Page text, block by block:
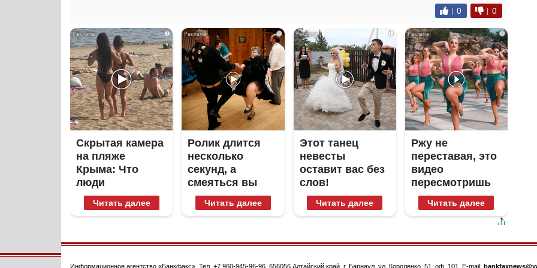
| 0 | 0
i
Скрытая камера
на пляже
Крыма: Что
люди
вытворяют,
когда их не
Читать далее
i
Ролик длится
несколько
секунд, а
смеяться вы
будете долго
Читать далее
i
Этот танец
невесты
оставит вас без
слов!
Пересмотрела
10 раз
Читать далее
i
Ржу не
переставая, это
видео
пересмотришь
не раз
Читать далее
Информационное агентство «Банкфакс» . Тел. +7 960-945-96-96 656056 Алтайский край, г. Барнаул ул. Короленко, 51, оф. 101 . E-mail: